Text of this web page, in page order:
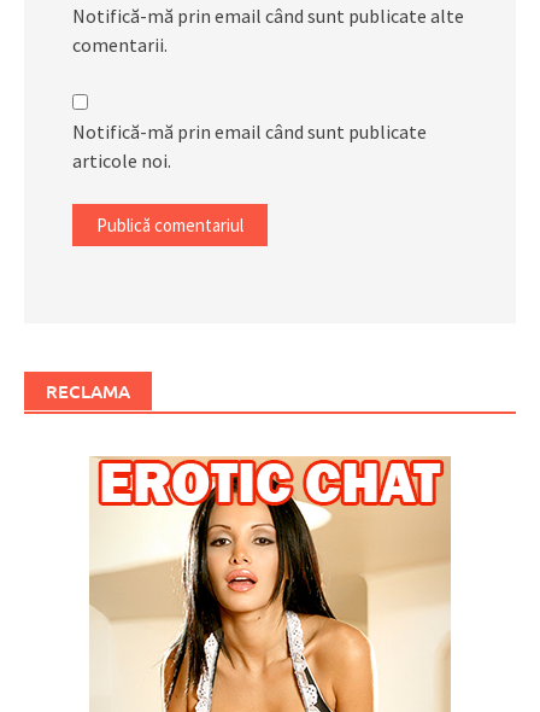
Notifică-mă prin email când sunt publicate alte
comentarii.
Notifică-mă prin email când sunt publicate
articole noi.
RECLAMA